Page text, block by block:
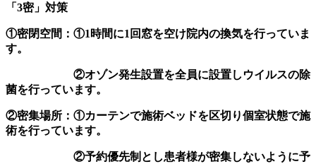
「3密」対策
①密閉空間：①1時間に1回窓を空け院内の換気を行っていま
す。
②オゾン発生設置を全員に設置しウイルスの除
菌を行っています。
②密集場所：①カーテンで施術ベッドを区切り個室状態で施
術を行っています。
②予約優先制とし患者様が密集しないように予